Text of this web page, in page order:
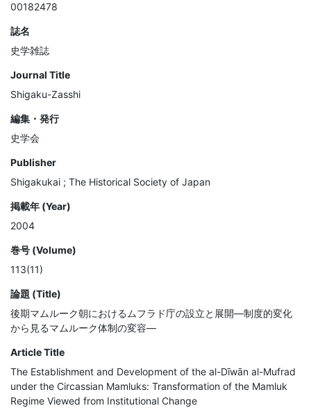
00182478
誌名
史学雑誌
Journal Title
Shigaku-Zasshi
編集・発行
史学会
Publisher
Shigakukai ; The Historical Society of Japan
掲載年 (Year)
2004
巻号 (Volume)
113(11)
論題 (Title)
後期マムルーク朝におけるムフラド庁の設立と展開―制度的変化
から見るマムルーク体制の変容―
Article Title
The Establishment and Development of the al-Dīwān al-Mufrad
under the Circassian Mamluks: Transformation of the Mamluk
Regime Viewed from Institutional Change